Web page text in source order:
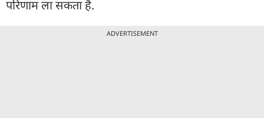
परिणाम ला सकता है.
ADVERTISEMENT